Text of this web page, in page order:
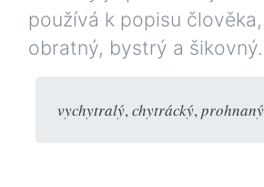
používá k popisu
obratný, bystrý a šikovný.
vychytralý,chytrácký,prohnaný